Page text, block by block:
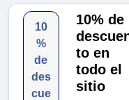
10
%
de
des
cue
10% de
to en
todo el
sitio